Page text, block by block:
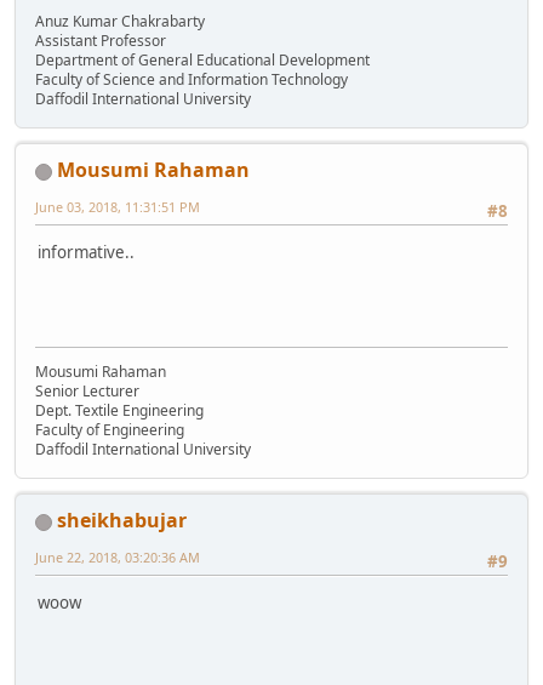
Anuz Kumar Chakrabarty
Assistant Professor
Department of General Educational Development
Faculty of Science and Information Technology
Daffodil International University
Mousumi Rahaman
#8
June 03, 2018, 11:31:51 PM
informative..
Mousumi Rahaman
Senior Lecturer
Dept. Textile Engineering
Faculty of Engineering
Daffodil International University
sheikhabujar
#9
June 22, 2018, 03:20:36 AM
woow